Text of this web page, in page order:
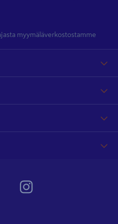
muokattavan.
myös tarvittavat
myymäläverkostostamme